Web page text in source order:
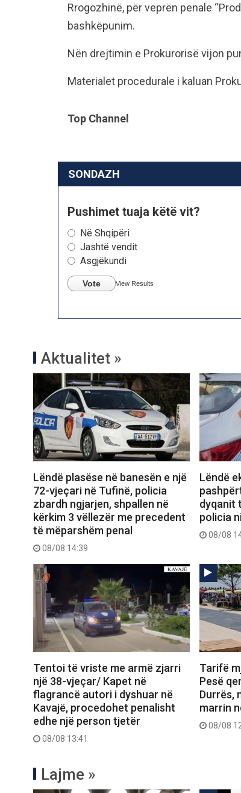
Rrogozhinë, për veprën penale
bashkëpunim.
Nën drejtimin e Prokurorisë vijon
Materialet procedurale i kaluan
Top Channel
SONDAZH
Pushimet tuaja këtë vit?
Në Shqipëri
Jashtë vendit
Asgjëkundi
Vote View Results
Aktualitet »
Lëndë plasëse në banesën e një
72-vjeçari në Tufinë, policia
zbardh ngjarjen, shpallen në
kërkim 3 vëllezër me precedent
të mëparshëm penal
08/08 14:39
Lëndë
dyqanit
policia
08/08
Tentoi të vriste me armë zjarri
një 38-vjeçar/ Kapet në
flagrancë autori i dyshuar në
Kavajë, procedohet penalisht
edhe një person tjetër
08/08 13:41
Tarifë
Pesë
Durrës,
marrin
08/08
Lajme »